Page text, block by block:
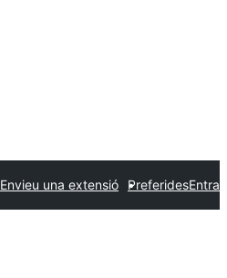
Envieu una extensió PreferidesEntra